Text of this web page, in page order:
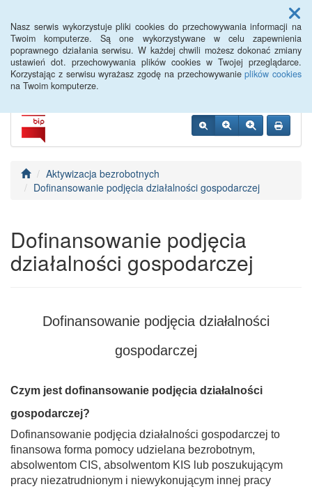
Nasz serwis wykorzystuje pliki cookies do przechowywania informacji na
Twoim komputerze. Są one wykorzystywane w celu zapewnienia
poprawnego działania serwisu. W każdej chwili możesz dokonać zmiany
ustawień dot. przechowywania plików cookies w Twojej przeglądarce.
Korzystając z serwisu wyrażasz zgodę na przechowywanieplików cookies
na Twoim komputerze.
Menu
PUP Opole
Aktywizacja bezrobotnych
Dofinansowanie podjęcia działalności gospodarczej
Dofinansowanie podjęcia
działalności gospodarczej
Dofinansowanie podjęcia działalności
gospodarczej
Czym jest dofinansowanie podjęcia działalności
gospodarczej?
Dofinansowanie podjęcia działalności gospodarczej to
finansowa forma pomocy udzielana bezrobotnym,
absolwentom CIS, absolwentom KIS lub poszukującym
pracy niezatrudnionym i niewykonującym innej pracy